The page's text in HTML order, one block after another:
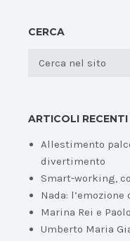
CERCA
ARTICOLI RECENTI
Allestimento
divertimento
Smart-working,
Nada:
Marina Rei e
Umberto Maria